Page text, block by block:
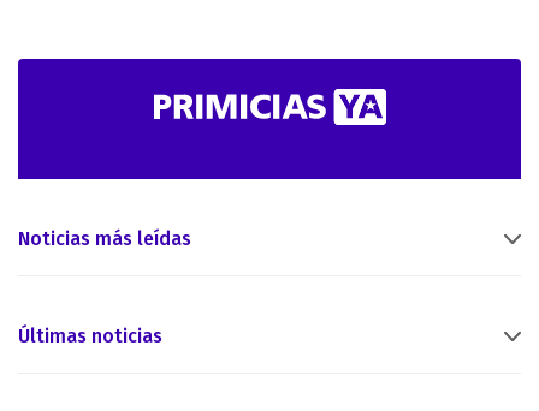
Noticias más leídas
Últimas noticias